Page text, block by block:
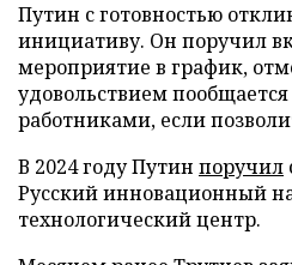
Путин с готовностью
инициативу. Он поручил
мероприятие в график,
удовольствием
работниками, если
В 2024 году Путин поручил
Русский инновационный
технологический центр.